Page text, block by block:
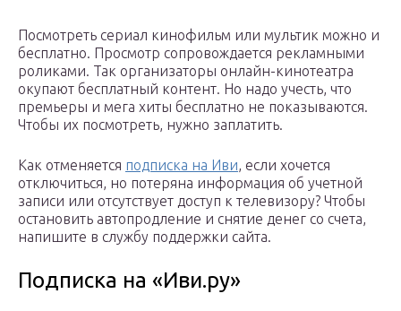
Посмотреть сериал кинофильм или мультик можно и
бесплатно. Просмотр сопровождается рекламными
роликами. Так организаторы онлайн-кинотеатра
окупают бесплатный контент. Но надо учесть, что
премьеры и мега хиты бесплатно не показываются.
Чтобы их посмотреть, нужно заплатить.
Как отменяется подписка на Иви, если хочется
отключиться, но потеряна информация об учетной
записи или отсутствует доступ к телевизору? Чтобы
остановить автопродление и снятие денег со счета,
напишите в службу поддержки сайта.
Подписка на «Иви.ру»